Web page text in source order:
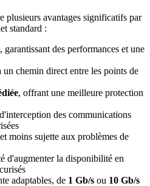
avantages significatifs par
standard :
, garantissant des performances et une
un chemin direct entre les points de
, offrant une meilleure protection
d'interception des communications
et moins sujette aux problèmes de
d'augmenter la disponibilité en
adaptables, de 1 Gb/s ou 10 Gb/s